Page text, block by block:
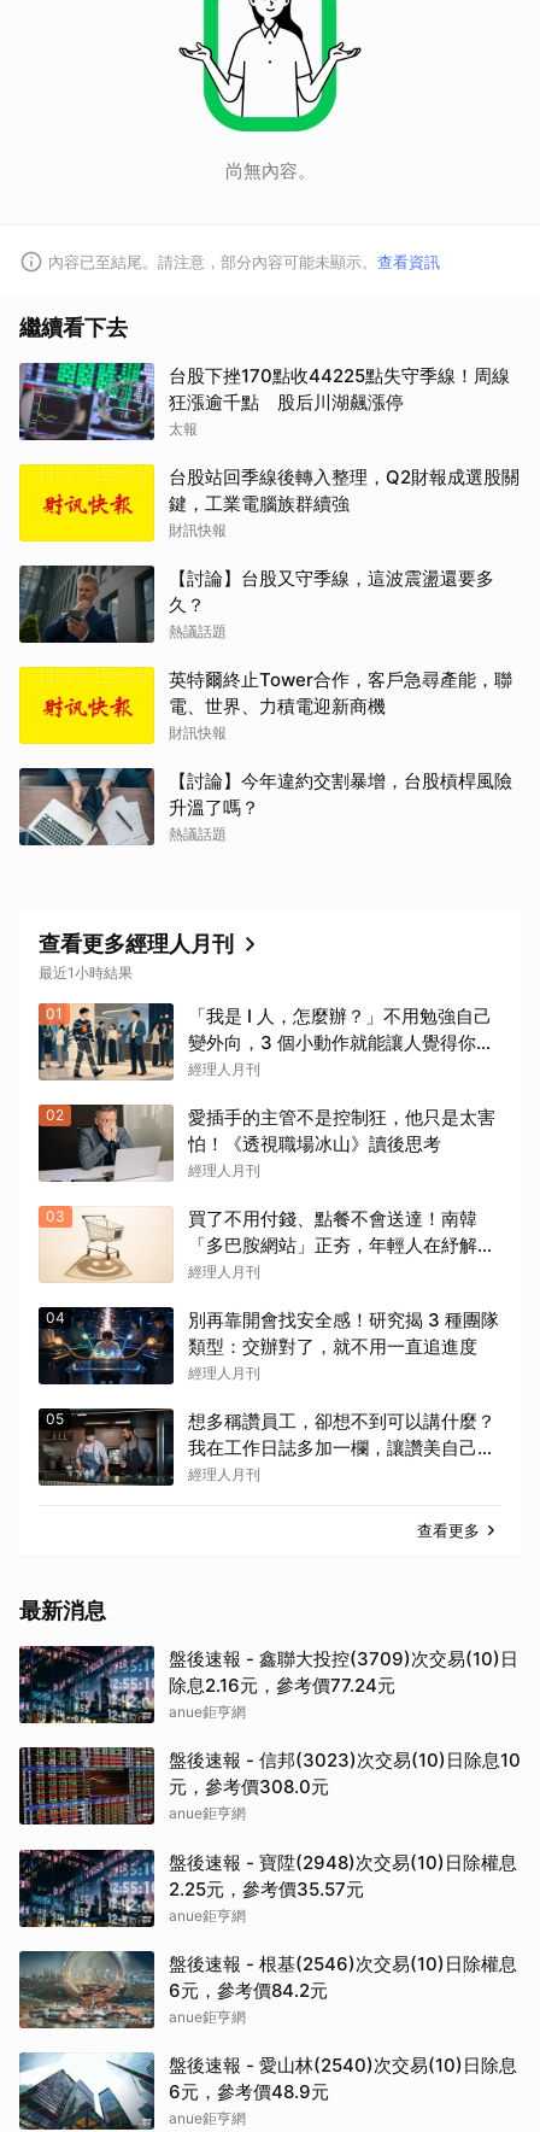
尚無內容。
內容已至結尾。請注意，部分內容可能未顯示。 查看資訊
繼續看下去
台股下挫170點收44225點失守季線！周線
狂漲逾千點 股后川湖飆漲停
太報
台股站回季線後轉入整理，Q2財報成選股關
鍵，工業電腦族群續強
財訊快報
【討論】台股又守季線，這波震盪還要多
久？
熱議話題
英特爾終止Tower合作，客戶急尋產能，聯
電、世界、力積電迎新商機
財訊快報
【討論】今年違約交割暴增，台股槓桿風險
升溫了嗎？
熱議話題
查看更多經理人月刊
最近1小時結果
01
「我是 I 人，怎麼辦？」不用勉強自己
變外向，3 個小動作就能讓人覺得你很
好聊
經理人月刊
02
愛插手的主管不是控制狂，他只是太害
怕！《透視職場冰山》讀後思考
經理人月刊
03
買了不用付錢、點餐不會送達！南韓
「多巴胺網站」正夯，年輕人在紓解什
麼壓力？
經理人月刊
04
別再靠開會找安全感！研究揭 3 種團隊
類型：交辦對了，就不用一直追進度
經理人月刊
05
想多稱讚員工，卻想不到可以講什麼？
我在工作日誌多加一欄，讓讚美自己冒
出來
經理人月刊
查看更多
最新消息
盤後速報 - 鑫聯大投控(3709)次交易(10)日
除息2.16元，參考價77.24元
anue鉅亨網
盤後速報 - 信邦(3023)次交易(10)日除息10
元，參考價308.0元
anue鉅亨網
盤後速報 - 寶陞(2948)次交易(10)日除權息
2.25元，參考價35.57元
anue鉅亨網
盤後速報 - 根基(2546)次交易(10)日除權息
6元，參考價84.2元
anue鉅亨網
盤後速報 - 愛山林(2540)次交易(10)日除息
6元，參考價48.9元
anue鉅亨網